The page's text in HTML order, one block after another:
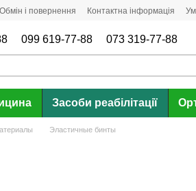
Обмін і повернення Контактна інформація
099 619-77-88 073 319-77-88
Засоби реабілітації
Эластичные бинты